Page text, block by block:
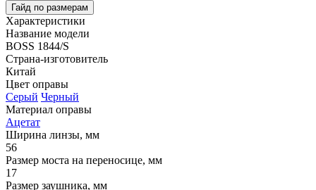
Гайд по размерам
Характеристики
Название модели
BOSS 1844/S
Страна-изготовитель
Китай
Цвет оправы
Серый Черный
Материал оправы
Ацетат
Ширина линзы, мм
56
Размер моста на переносице, мм
17
Размер заушника, мм